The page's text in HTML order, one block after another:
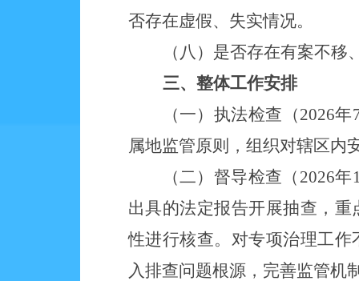
否存在虚假、失实情况。
（八）是否存在有案不
三、整体工作安排
（一）执法检查（2026
属地监管原则，组织对辖区内
（二）督导检查（ 2026
出具的法定报告开展抽查，
性进行核查。对专项治理工
入排查问题根源，完善监管机